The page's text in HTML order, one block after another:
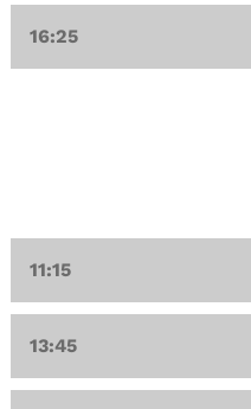
16:25
11:15
13:45